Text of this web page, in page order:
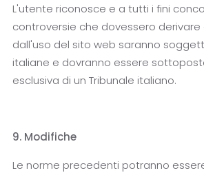
L'utente riconosce e a tutti i fini
controversie che dovessero
dall'uso del sito web saranno
italiane e dovranno essere
esclusiva di un Tribunale italiano.
9. Modifiche
Le norme precedenti potranno